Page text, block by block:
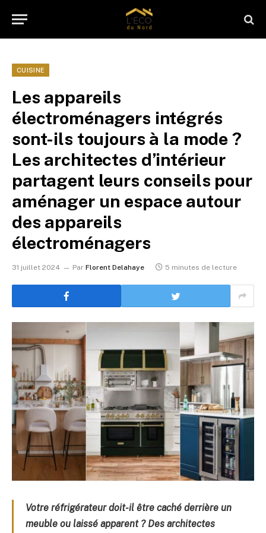
CUISINE
Les appareils
électroménagers intégrés
sont-ils toujours à la mode ?
Les architectes d’intérieur
partagent leurs conseils pour
aménager un espace autour
des appareils
électroménagers
31 juillet 2024 Par Florent Delahaye 5 minutes de lecture
Votre réfrigérateur doit-il être caché derrière un
meuble ou laissé apparent ? Des architectes